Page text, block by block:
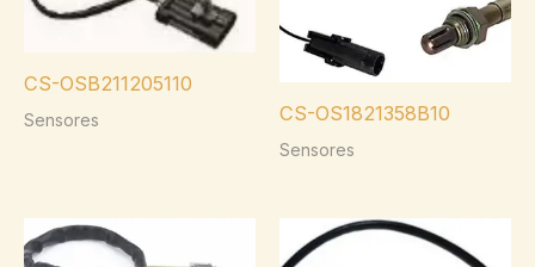
CS-OSB211205110
Sensores CS-OS1821358B10
Sensores